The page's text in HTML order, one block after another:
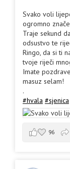
Svako voli
ogromno
Traje sekund
odsustvo te
Ringo, da si ti
tvoje riječi
Imate
masuz selam!
.
#hvala #sjenica
96